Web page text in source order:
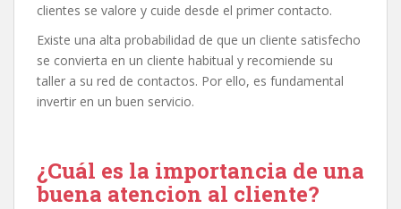
clientes se valore y cuide desde el primer contacto.
Existe una alta probabilidad de que un cliente satisfecho
se convierta en un cliente habitual y recomiende su
taller a su red de contactos. Por ello, es fundamental
invertir en un buen servicio.
¿Cuál es la importancia de una
buena atencion al cliente?